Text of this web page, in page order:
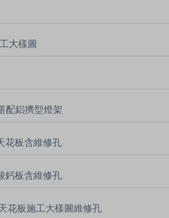
大樣圖
配鋁擠型燈架
花板含維修孔
鈣板含維修孔
花板施工大樣圖維修孔